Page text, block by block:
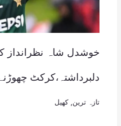
خوشدل شاہ نظرانداز
دلبرداشتہ،کرکٹ
تازہ ترین کھیل